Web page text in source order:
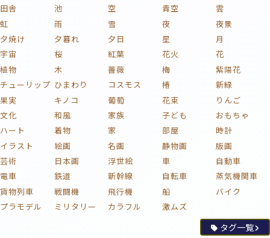
田舎
池 空 青空
雲
虹
雨 雪 夜
夜景
夕焼け
夕暮れ 夕日 星
月
宇宙
桜 紅葉 花火
花
植物
木 薔薇 梅
紫陽花
チューリップ ひまわり コスモス 椿
新緑
果実
キノコ 葡萄 花束
りんご
文化
和風 家族 子ども
おもちゃ
ハート
着物 家 部屋
時計
イラスト
絵画 名画 静物画
版画
芸術
日本画 浮世絵 車
自動車
電車
鉄道 新幹線 自転車
蒸気機関車
貨物列車
戦闘機 飛行機 船
バイク
プラモデル
ミリタリー カラフル 激ムズ
タグ一覧